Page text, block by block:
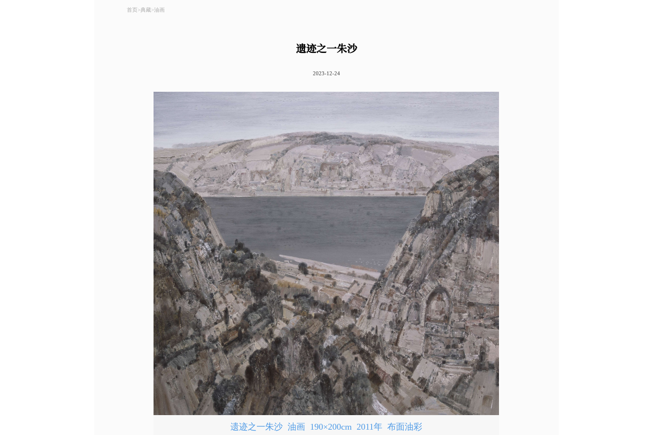
首页 >典藏>油画
遗迹之一朱沙
2023-12-24
遗迹之一朱沙 油画 190×200cm 2011年 布面油彩